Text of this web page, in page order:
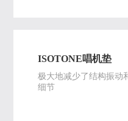
ISOTONE唱机垫
极大地减少了结构振动
细节